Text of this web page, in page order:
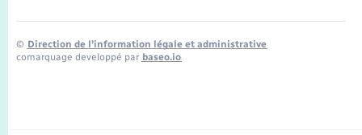
© Direction de l’information légale et administrative
comarquage developpé par baseo.io